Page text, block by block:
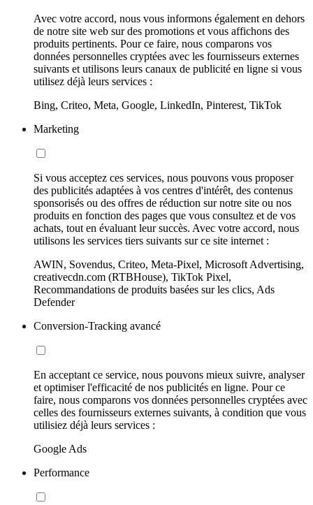
Avec votre accord, nous vous informons également en dehors
de notre site web sur des promotions et vous affichons des
produits pertinents. Pour ce faire, nous comparons vos
données personnelles cryptées avec les fournisseurs externes
suivants et utilisons leurs canaux de publicité en ligne si vous
utilisez déjà leurs services :
Bing, Criteo, Meta, Google, LinkedIn, Pinterest, TikTok
Marketing
Si vous acceptez ces services, nous pouvons vous proposer
des publicités adaptées à vos centres d'intérêt, des contenus
sponsorisés ou des offres de réduction sur notre site ou nos
produits en fonction des pages que vous consultez et de vos
achats, tout en évaluant leur succès. Avec votre accord, nous
utilisons les services tiers suivants sur ce site internet :
AWIN, Sovendus, Criteo, Meta-Pixel, Microsoft Advertising,
creativecdn.com (RTBHouse), TikTok Pixel,
Recommandations de produits basées sur les clics, Ads
Defender
Conversion-Tracking avancé
En acceptant ce service, nous pouvons mieux suivre, analyser
et optimiser l'efficacité de nos publicités en ligne. Pour ce
faire, nous comparons vos données personnelles cryptées avec
celles des fournisseurs externes suivants, à condition que vous
utilisiez déjà leurs services :
Google Ads
Performance